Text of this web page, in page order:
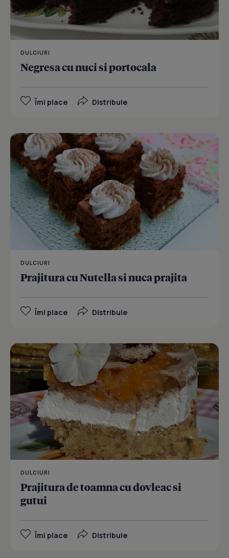
DULCIURI
Negresa cu nuci si portocala
Îmi place Distribuie
DULCIURI
Prajitura cu Nutella si nuca prajita
Îmi place Distribuie
DULCIURI
Prajitura de toamna cu dovleac si
gutui
Îmi place Distribuie